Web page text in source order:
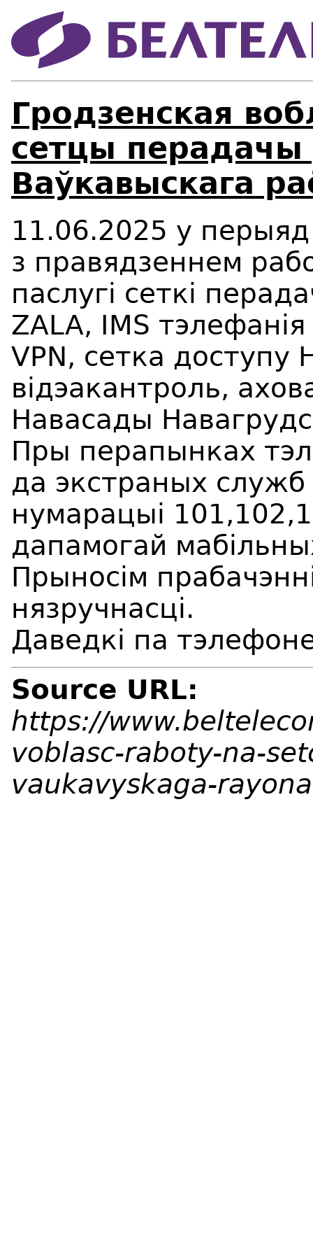
Гродзенская
сетцы
Ваўкавыскага
11.06.2025 у перыяд
з правядзеннем
паслугі сеткі
ZALA, IMS
VPN, сетка доступу
відэакантроль,
Навасады
Пры перапынках
да экстраных
нумарацыі
дапамогай
Прыносім
нязручнасці.
Даведкі па
Source URL:
https://
voblasc-raboty-na-
vaukavyskaga-